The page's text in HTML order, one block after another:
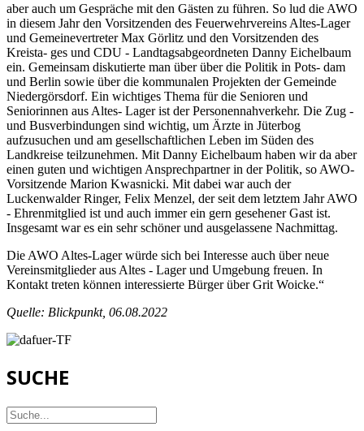
aber auch um Gespräche mit den Gästen zu führen. So lud die AWO
in diesem Jahr den Vorsitzenden des Feuerwehrvereins Altes-Lager
und Gemeinevertreter Max Görlitz und den Vorsitzenden des
Kreista- ges und CDU - Landtagsabgeordneten Danny Eichelbaum
ein. Gemeinsam diskutierte man über über die Politik in Pots- dam
und Berlin sowie über die kommunalen Projekten der Gemeinde
Niedergörsdorf. Ein wichtiges Thema für die Senioren und
Seniorinnen aus Altes- Lager ist der Personennahverkehr. Die Zug -
und Busverbindungen sind wichtig, um Ärzte in Jüterbog
aufzusuchen und am gesellschaftlichen Leben im Süden des
Landkreise teilzunehmen. Mit Danny Eichelbaum haben wir da aber
einen guten und wichtigen Ansprechpartner in der Politik, so AWO-
Vorsitzende Marion Kwasnicki. Mit dabei war auch der
Luckenwalder Ringer, Felix Menzel, der seit dem letztem Jahr AWO
- Ehrenmitglied ist und auch immer ein gern gesehener Gast ist.
Insgesamt war es ein sehr schöner und ausgelassene Nachmittag.
Die AWO Altes-Lager würde sich bei Interesse auch über neue
Vereinsmitglieder aus Altes - Lager und Umgebung freuen. In
Kontakt treten können interessierte Bürger über Grit Woicke.“
Quelle: Blickpunkt, 06.08.2022
SUCHE